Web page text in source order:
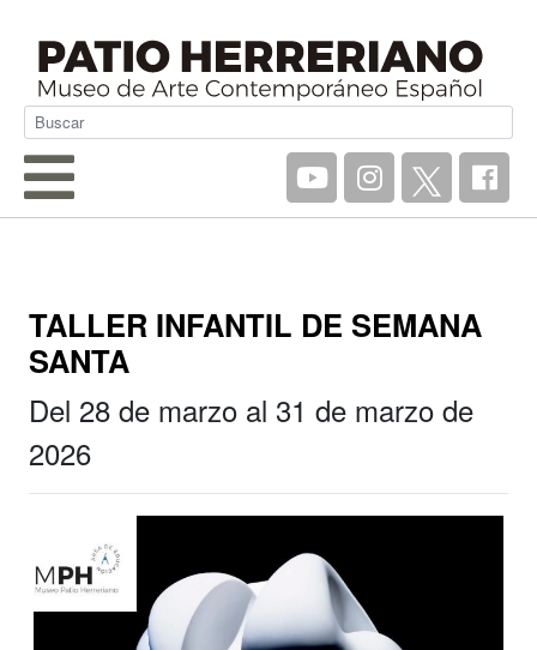
TALLER INFANTIL DE SEMANA
SANTA
Del 28 de marzo al 31 de marzo de
2026